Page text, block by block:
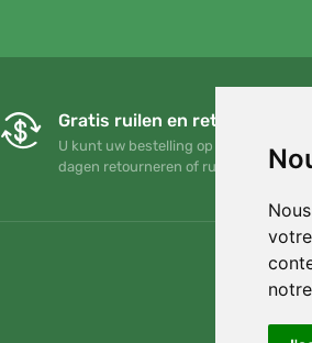
Gratis ruilen en retourneren
U kunt uw bestelling op elk gewenst
dagen retourneren of ruilen